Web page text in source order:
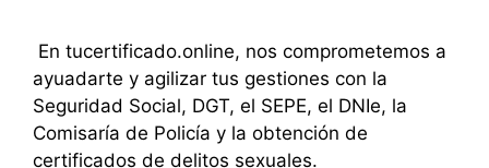
En tucertificado.online, nos comprometemos a
ayuadarte y agilizar tus gestiones con la
Seguridad Social, DGT, el SEPE, el DNIe, la
Comisaría de Policía y la obtención de
certificados de delitos sexuales.